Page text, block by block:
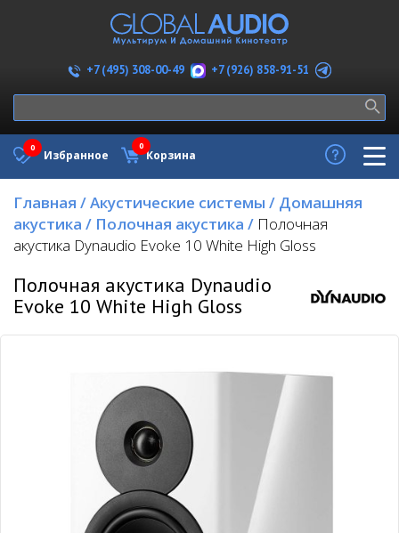
+7 (495) 308-00-49 +7 (926) 858-91-51
Избранное
0
Корзина
0
Главная /Акустические системы / Домашняя
акустика / Полочная акустика / Полочная
акустика Dynaudio Evoke 10 White High Gloss
Полочная акустика Dynaudio
Evoke 10 White High Gloss